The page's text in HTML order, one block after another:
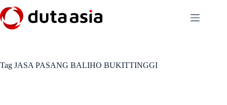
to
content
Tag JASA PASANG BALIHO BUKITTINGGI